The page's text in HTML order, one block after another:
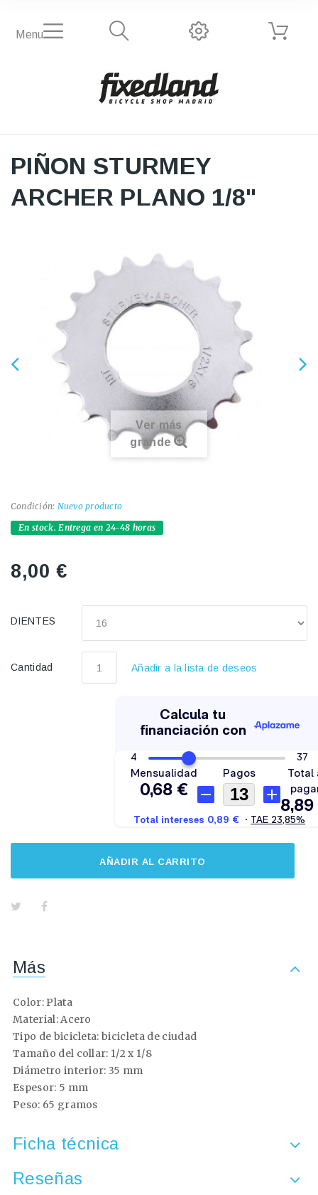
Menu
PIÑON STURMEY
ARCHER PLANO 1/8"
Ver más
grande
Condición: Nuevo producto
En stock. Entrega en 24-48 horas
8,00 €
DIENTES
Cantidad Añadir a la lista de deseos
AÑADIR AL CARRITO
Más
Color: Plata
Material: Acero
Tipo de bicicleta: bicicleta de ciudad
Tamaño del collar: 1/2 x 1/8
Diámetro interior: 35 mm
Espesor: 5 mm
Peso: 65 gramos
Ficha técnica
Reseñas